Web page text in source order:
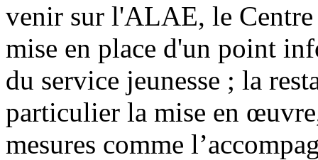
venir sur l'ALAE, le
mise en place d'un point
du service jeunesse ; la
particulier la mise en
mesures comme